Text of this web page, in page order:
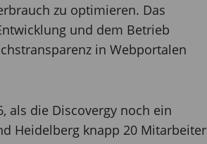
zu optimieren. Das
und dem Betrieb
in Webportalen
als die Discovergy noch ein
Heidelberg knapp 20 Mitarbeiter